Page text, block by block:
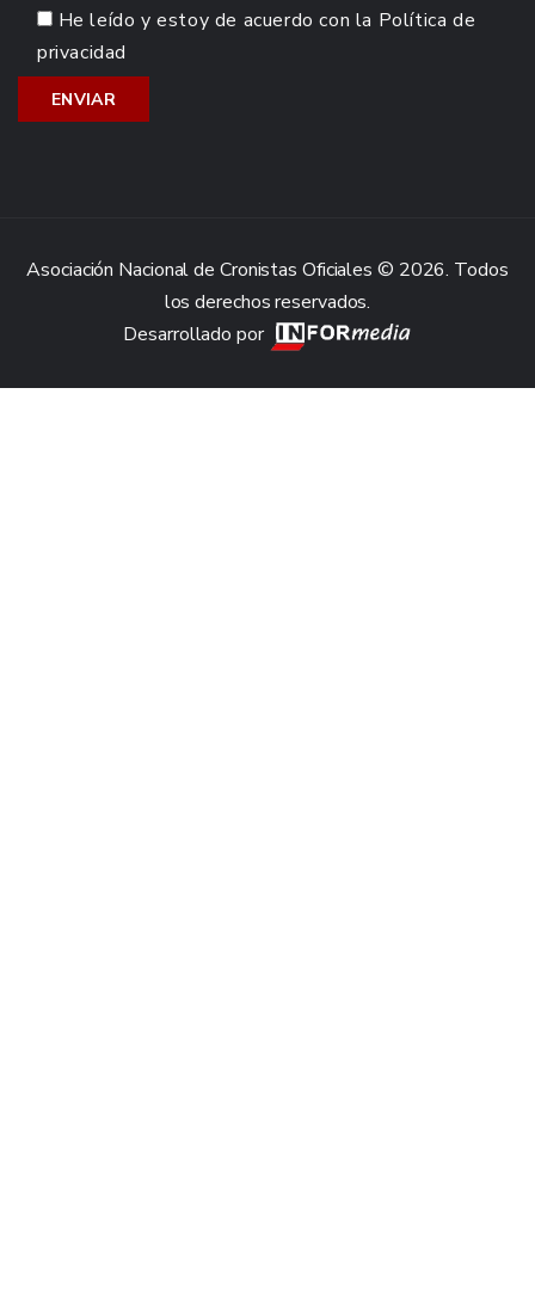
He leído y estoy de acuerdo con la Política de
privacidad
Asociación Nacional de Cronistas Oficiales © 2026. Todos
los derechos reservados.
Desarrollado por